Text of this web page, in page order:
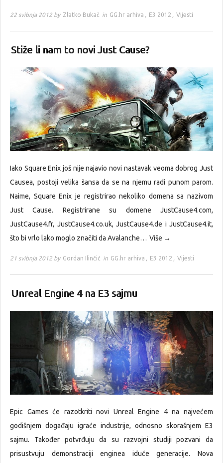
22 svibnja 2012 by Zlatko Bukač in GG.hr arhiva , E3 2012 , Vijesti
Stiže li nam to novi Just Cause?
Iako Square Enix još nije najavio novi nastavak veoma dobrog Just
Causea, postoji velika šansa da se na njemu radi punom parom.
Naime, Square Enix je registrirao nekoliko domena sa nazivom
Just Cause. Registrirane su domene JustCause4.com,
JustCause4.fr, JustCause4.co.uk, JustCause4.de i JustCause4.it,
što bi vrlo lako moglo značiti da Avalanche… Više →
21 svibnja 2012 by Gordan Ilinčić in GG.hr arhiva , E3 2012 , Vijesti
Unreal Engine 4 na E3 sajmu
Epic Games će razotkriti novi Unreal Engine 4 na najvećem
godišnjem događaju igraće industrije, odnosno skorašnjem E3
sajmu. Također potvrđuju da su razvojni studiji pozvani da
prisustvuju demonstraciji enginea iduće generacije. Nova